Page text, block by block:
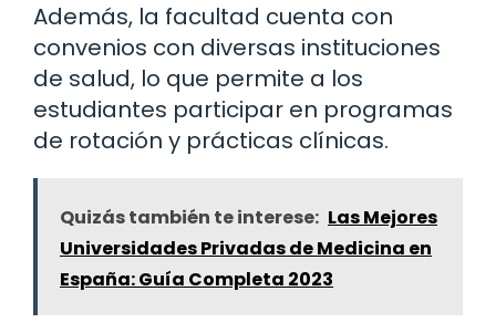
Además, la facultad cuenta con
convenios con diversas instituciones
de salud, lo que permite a los
estudiantes participar en programas
de rotación y prácticas clínicas.
Quizás también te interese: Las Mejores
Universidades Privadas de Medicina en
España: Guía Completa 2023